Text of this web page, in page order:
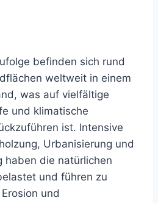
befinden sich rund
weltweit in einem
was auf vielfältige
und klimatische
ist. Intensive
Urbanisierung und
haben die natürlichen
und führen zu
und